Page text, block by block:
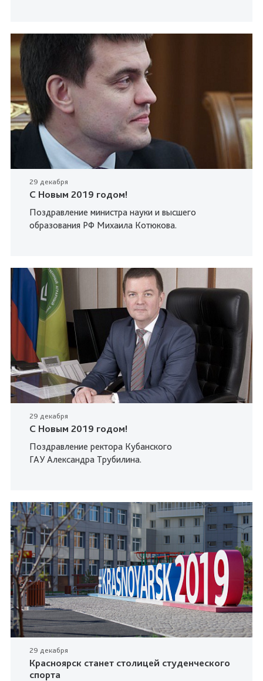
29 декабря
C Новым 2019 годом!
Поздравление министра науки и высшего
образования РФ Михаила Котюкова.
29 декабря
C Новым 2019 годом!
Поздравление ректора Кубанского
ГАУ Александра Трубилина.
29 декабря
Красноярск станет столицей студенческого
спорта